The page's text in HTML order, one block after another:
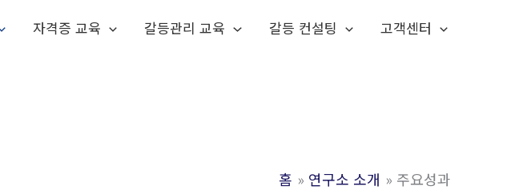
자격증 교육 갈등관리 교육 갈등 컨설팅 고객센터
홈 연구소 소개 주요성과